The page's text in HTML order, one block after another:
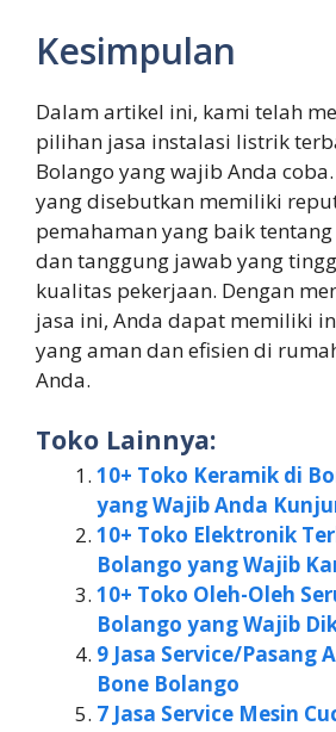
Kesimpulan
Dalam artikel ini, kami telah
pilihan jasa instalasi listrik
Bolango yang wajib Anda
yang disebutkan memiliki
pemahaman yang baik
dan tanggung jawab yang
kualitas pekerjaan. Dengan
jasa ini, Anda dapat memiliki
yang aman dan efisien di
Anda.
Toko Lainnya:
10+ Toko Keramik di
yang Wajib Anda
10+ Toko Elektronik
Bolango yang Wajib
10+ Toko Oleh-Oleh
Bolango yang Wajib
9 Jasa Service/Pasang
Bone Bolango
7 Jasa Service Mesin